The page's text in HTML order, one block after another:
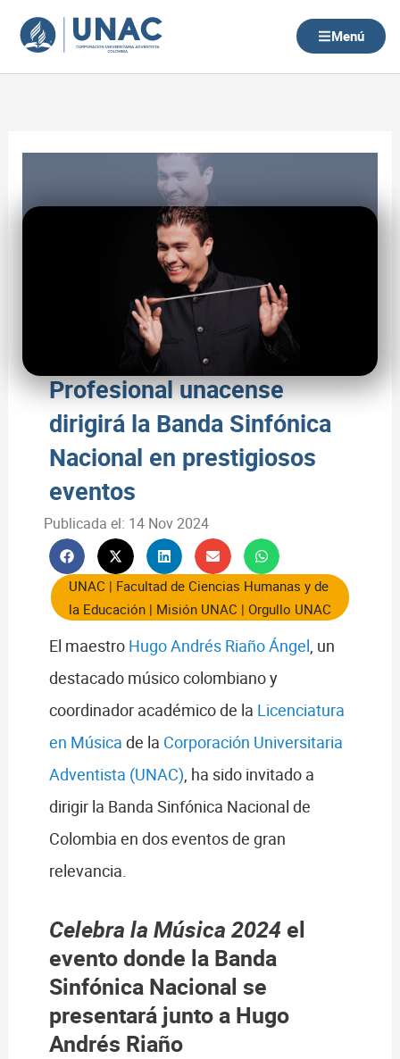
contenido
Menú
Profesional unacense
dirigirá la Banda Sinfónica
Nacional en prestigiosos
eventos
Publicada el: 14 Nov 2024
UNAC | Facultad de Ciencias Humanas y de
la Educación| Misión UNAC | Orgullo UNAC
El maestro Hugo Andrés Riaño Ángel, un
destacado músico colombiano y
coordinador académico de la Licenciatura
en Música de la Corporación Universitaria
Adventista (UNAC), ha sido invitado a
dirigir la Banda Sinfónica Nacional de
Colombia en dos eventos de gran
relevancia.
Celebra la Música 2024 el
evento donde la Banda
Sinfónica Nacional se
presentará junto a Hugo
Andrés Riaño